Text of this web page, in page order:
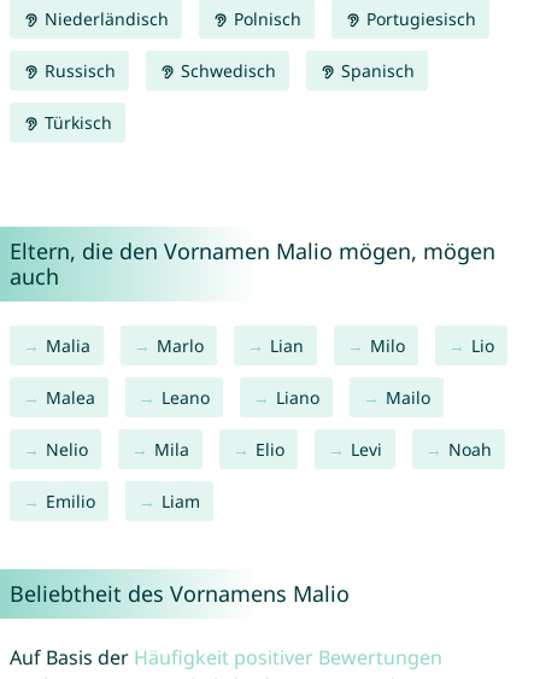
Niederländisch Polnisch Portugiesisch
Russisch Schwedisch Spanisch
Türkisch
Eltern, die den Vornamen Malio mögen, mögen
auch
Malia Marlo Lian Milo Lio
Malea Leano Liano Mailo
Nelio Mila Elio Levi Noah
Emilio Liam
Beliebtheit des Vornamens Malio
Auf Basis der Häufigkeit positiver Bewertungen